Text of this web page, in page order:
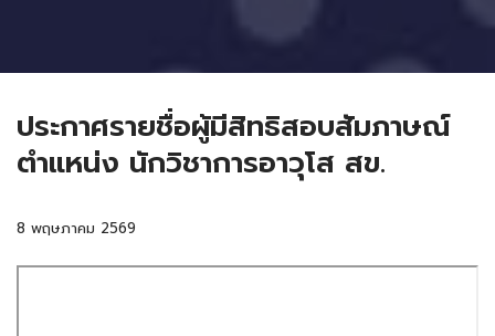
ประกาศรายชื่อผู้มีสิทธิสอบสัมภาษณ์
ตำแหน่ง นักวิชาการอาวุโส สข.
8 พฤษภาคม 2569